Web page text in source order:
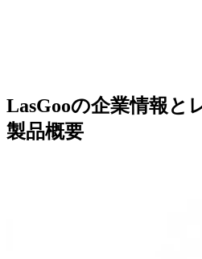
LasGooの企業情報と
製品概要